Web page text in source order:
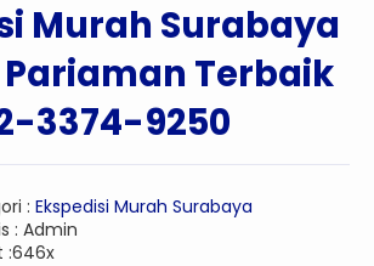
Murah Surabaya
Terbaik
3374-9250
: Ekspedisi Murah Surabaya
: Admin
:646x